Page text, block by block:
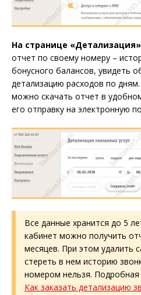
На странице «Детализация»
отчет по своему номеру –
бонусного балансов, увидеть
детализацию расходов по
можно скачать отчет в
его отправку на электронную
Все данные хранится до 5
кабинет можно получить
месяцев. При этом удалить
стереть в нем историю
номером нельзя.
Как заказать детализацию